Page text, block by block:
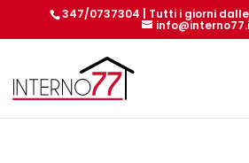
347/0737304 | Tutti i giorni dalle